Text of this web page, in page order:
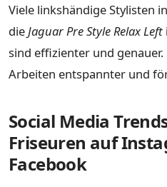
Viele linkshändige Stylisten
die Jaguar Pre Style Relax Left
sind effizienter und genauer.
Arbeiten entspannter und
Social Media
Friseuren auf
Facebook